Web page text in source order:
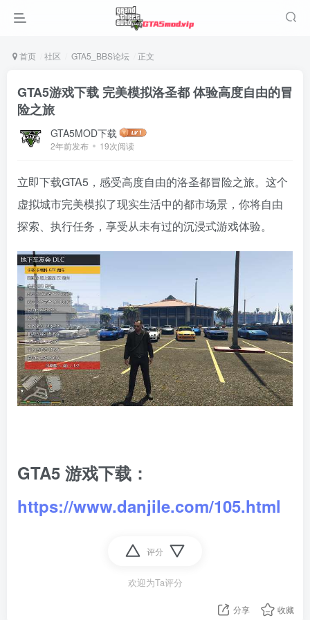
首页 社区 GTA5_BBS论坛 正文
GTA5游戏下载 完美模拟洛圣都 体验高度自由的冒
险之旅
GTA5MOD下载
2年前发布 19次阅读
立即下载GTA5，感受高度自由的洛圣都冒险之旅。这个
虚拟城市完美模拟了现实生活中的都市场景，你将自由
探索、执行任务，享受从未有过的沉浸式游戏体验。
GTA5 游戏下载：
https://www.danjile.com/105.html
评分
欢迎为Ta评分
分享 收藏